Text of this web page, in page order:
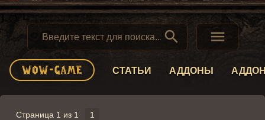
 
СТАТЬИ АДДОНЫ
Страница 1 из 1 1